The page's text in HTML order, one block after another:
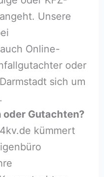
Unsere
Online-
oder
sich um
Gutachten?
kümmert